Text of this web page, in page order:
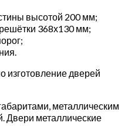
высотой 200 мм;
368х130 мм;
изготовление дверей
металлическим
Двери металлические